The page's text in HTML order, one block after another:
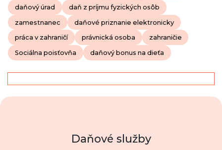
daňový úrad daň z príjmu fyzických osôb
zamestnanec daňové priznanie elektronicky
práca v zahraničí právnická osoba zahraničie
Sociálna poisťovňa daňový bonus na dieťa
Daňové služby